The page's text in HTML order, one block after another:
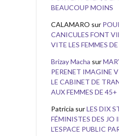
BEAUCOUP MOINS
CALAMARO sur
CANICULES FONT
VITE LES FEMMES
Brizay Macha sur
PERENET IMAGINE
LE CABINET DE
AUX FEMMES DE 45+
Patricia surLES DIX
FÉMINISTES DES JO
L’ESPACE PUBLIC